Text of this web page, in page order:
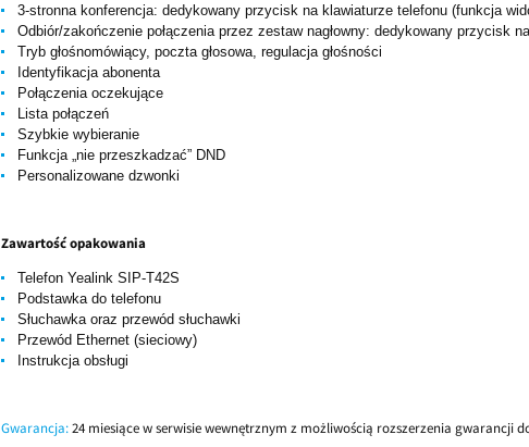
3-stronna konferencja: dedykowany przycisk na klawiaturze telefonu (funkcja
Odbiór/zakończenie połączenia przez zestaw nagłowny: dedykowany przycisk
Tryb głośnomówiący, poczta głosowa, regulacja głośności
Identyfikacja abonenta
Połączenia oczekujące
Lista połączeń
Szybkie wybieranie
Funkcja „nie przeszkadzać” DND
Personalizowane dzwonki
Zawartość opakowania
Telefon Yealink SIP-T42S
Podstawka do telefonu
Słuchawka oraz przewód słuchawki
Przewód Ethernet (sieciowy)
Instrukcja obsługi
Gwarancja:24 miesiące w serwisie wewnętrznym z możliwością rozszerzenia gwarancji